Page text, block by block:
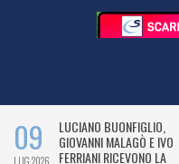
09
LUCIANO BUONFIGLIO,
GIOVANNI MALAGÒ E IVO
FERRIANI RICEVONO LA